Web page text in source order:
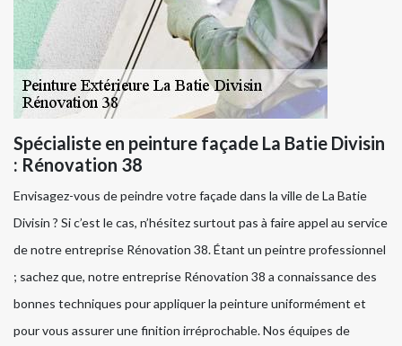
Spécialiste en peinture façade La Batie Divisin
: Rénovation 38
Envisagez-vous de peindre votre façade dans la ville de La Batie
Divisin ? Si c’est le cas, n’hésitez surtout pas à faire appel au service
de notre entreprise Rénovation 38. Étant un peintre professionnel
; sachez que, notre entreprise Rénovation 38 a connaissance des
bonnes techniques pour appliquer la peinture uniformément et
pour vous assurer une finition irréprochable. Nos équipes de